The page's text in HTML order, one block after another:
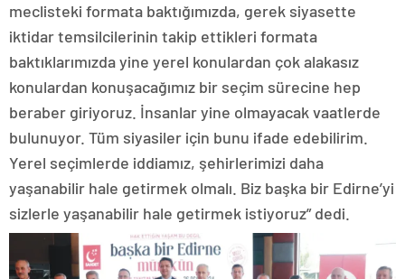
meclisteki formata baktığımızda, gerek siyasette
iktidar temsilcilerinin takip ettikleri formata
baktıklarımızda yine yerel konulardan çok alakasız
konulardan konuşacağımız bir seçim sürecine hep
beraber giriyoruz. İnsanlar yine olmayacak vaatlerde
bulunuyor. Tüm siyasiler için bunu ifade edebilirim.
Yerel seçimlerde iddiamız, şehirlerimizi daha
yaşanabilir hale getirmek olmalı. Biz başka bir Edirne’yi
sizlerle yaşanabilir hale getirmek istiyoruz” dedi.